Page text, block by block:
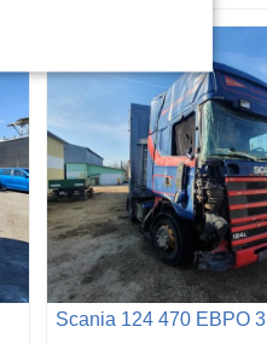
Scania 124 470 ЕВРО 3